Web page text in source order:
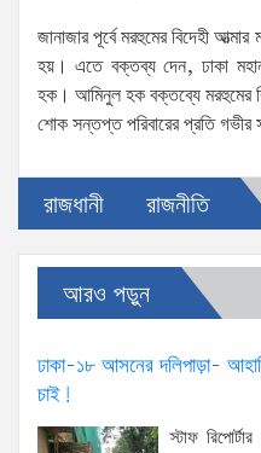
জানাজার পূর্বে মরহুমের বিদেহী
হয়। এতে বক্তব্য দেন, ঢাকা
হক। আমিনুল হক বক্তব্যে মরহুমের
শোক সন্তপ্ত পরিবারের প্রতি গভীর
রাজধানী রাজনীতি
আরও পড়ুন
ঢাকা-১৮ আসনের দলিপাড়া-
চাই!
স্টাফ